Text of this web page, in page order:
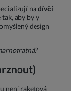
nadívčí
tak, aby byly
design
není raketová